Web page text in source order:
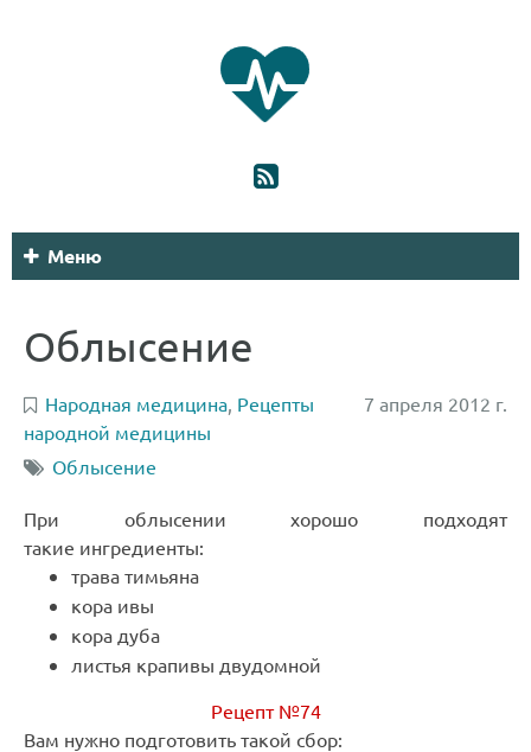
Меню
Облысение
7 апреля 2012 г.
Народная медицина, Рецепты
народной медицины
Облысение
При облысении хорошо подходят
такие ингредиенты:
трава тимьяна
кора ивы
кора дуба
листья крапивы двудомной
Рецепт №74
Вам нужно подготовить такой сбор: